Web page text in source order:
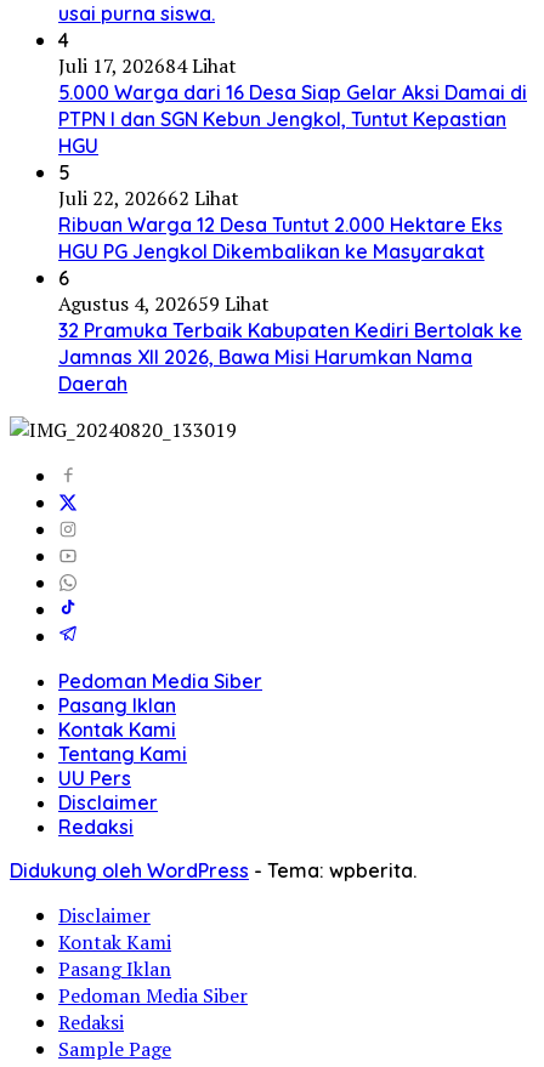
usai purna siswa.
4
Juli 17, 202684 Lihat
5.000 Warga dari 16 Desa Siap Gelar Aksi Damai di
PTPN I dan SGN Kebun Jengkol, Tuntut Kepastian
HGU
5
Juli 22, 202662 Lihat
Ribuan Warga 12 Desa Tuntut 2.000 Hektare Eks
HGU PG Jengkol Dikembalikan ke Masyarakat
6
Agustus 4, 202659 Lihat
32 Pramuka Terbaik Kabupaten Kediri Bertolak ke
Jamnas XII 2026, Bawa Misi Harumkan Nama
Daerah
Pedoman Media Siber
Pasang Iklan
Kontak Kami
Tentang Kami
UU Pers
Disclaimer
Redaksi
Didukung oleh WordPress - Tema: wpberita.
Disclaimer
Kontak Kami
Pasang Iklan
Pedoman Media Siber
Redaksi
Sample Page